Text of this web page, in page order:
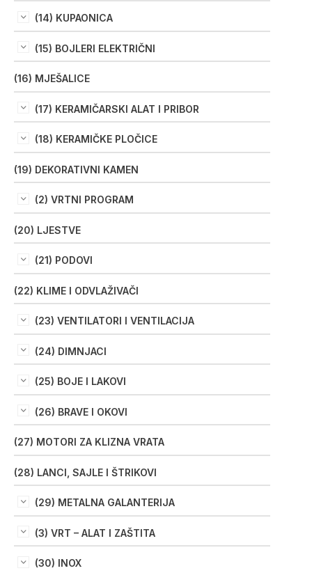
(14) KUPAONICA
(15) BOJLERI ELEKTRIČNI
(16) MJEŠALICE
(17) KERAMIČARSKI ALAT I PRIBOR
(18) KERAMIČKE PLOČICE
(19) DEKORATIVNI KAMEN
(2) VRTNI PROGRAM
(20) LJESTVE
(21) PODOVI
(22) KLIME I ODVLAŽIVAČI
(23) VENTILATORI I VENTILACIJA
(24) DIMNJACI
(25) BOJE I LAKOVI
(26) BRAVE I OKOVI
(27) MOTORI ZA KLIZNA VRATA
(28) LANCI, SAJLE I ŠTRIKOVI
(29) METALNA GALANTERIJA
(3) VRT – ALAT I ZAŠTITA
(30) INOX